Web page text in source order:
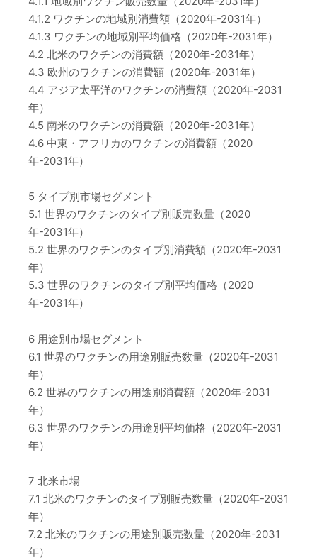
4.1.2 ワクチンの地域別消費額（2020年-2031年）
4.1.3 ワクチンの地域別平均価格（2020年-2031年）
4.2 北米のワクチンの消費額（2020年-2031年）
4.3 欧州のワクチンの消費額（2020年-2031年）
4.4 アジア太平洋のワクチンの消費額（2020年-2031
年）
4.5 南米のワクチンの消費額（2020年-2031年）
4.6 中東・アフリカのワクチンの消費額（2020
年-2031年）
5 タイプ別市場セグメント
5.1 世界のワクチンのタイプ別販売数量（2020
年-2031年）
5.2 世界のワクチンのタイプ別消費額（2020年-2031
年）
5.3 世界のワクチンのタイプ別平均価格（2020
年-2031年）
6 用途別市場セグメント
6.1 世界のワクチンの用途別販売数量（2020年-2031
年）
6.2 世界のワクチンの用途別消費額（2020年-2031
年）
6.3 世界のワクチンの用途別平均価格（2020年-2031
年）
7 北米市場
7.1 北米のワクチンのタイプ別販売数量（2020年-2031
年）
7.2 北米のワクチンの用途別販売数量（2020年-2031
年）